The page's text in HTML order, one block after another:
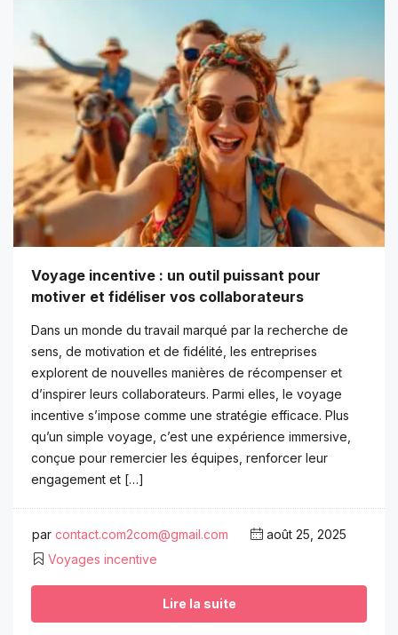
Voyage incentive : un outil puissant pour
motiver et fidéliser vos collaborateurs
Dans un monde du travail marqué par la recherche de
sens, de motivation et de fidélité, les entreprises
explorent de nouvelles manières de récompenser et
d’inspirer leurs collaborateurs. Parmi elles, le voyage
incentive s’impose comme une stratégie efficace. Plus
qu’un simple voyage, c’est une expérience immersive,
conçue pour remercier les équipes, renforcer leur
engagement et […]
par contact.com2com@gmail.com
août 25, 2025
Voyages incentive
Lire la suite